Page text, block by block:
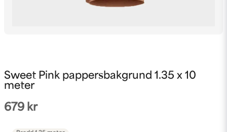
Sweet Pink pappersbakgrund 1.35 x 10
meter
679 kr